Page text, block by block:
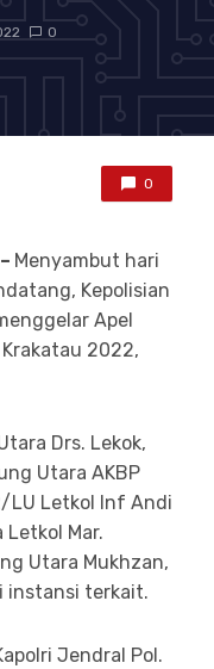
0
0
Menyambut hari
Kepolisian
Apel
2022,
Drs. Lekok,
Utara AKBP
LU Letkol Inf Andi
Mar.
Utara Mukhzan,
instansi terkait.
Jendral Pol.